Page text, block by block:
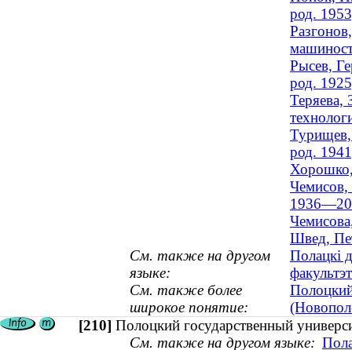
род.
Рысев,
род.
Теряева,
Турищев,
род.
Чемисов,
Швед,
См. также на другом
языке:
Полацкі
факультэт
См. также более
широкое понятие:
[210] Полоцкий государственный
См. также на другом языке: